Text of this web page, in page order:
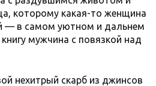
которому какая-то женщина
— в самом уютном и дальнем
мужчина с повязкой над
нехитрый скарб из джинсов